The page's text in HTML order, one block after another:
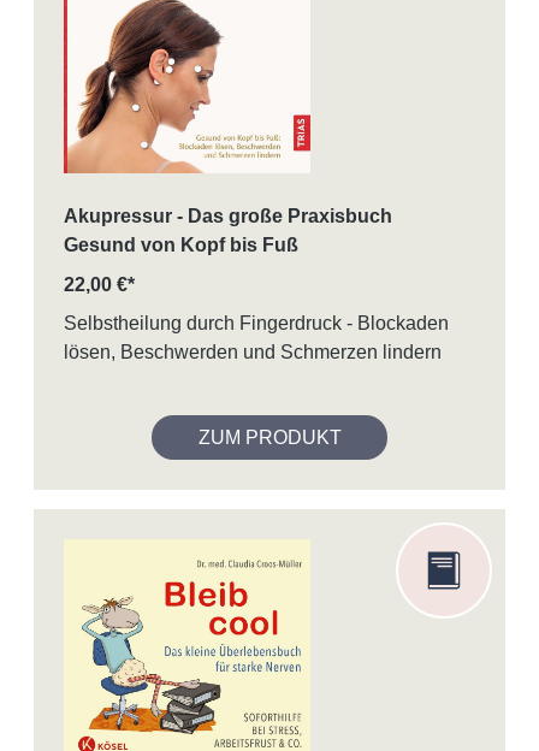
Akupressur - Das große Praxisbuch
Gesund von Kopf bis Fuß
22,00 €*
Selbstheilung durch Fingerdruck - Blockaden
lösen, Beschwerden und Schmerzen lindern
ZUM PRODUKT